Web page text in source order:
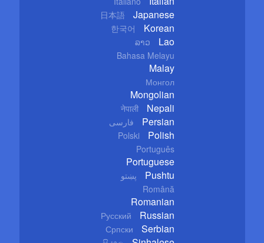
日本語 Japanese
한국어 Korean
ລາວ Lao
Bahasa Melayu
Malay
Монгол
Mongolian
नेपाली Nepali
فارسی Persian
Polski Polish
Português
Portuguese
پښتو Pushtu
Română
Romanian
Русский Russian
Српски Serbian